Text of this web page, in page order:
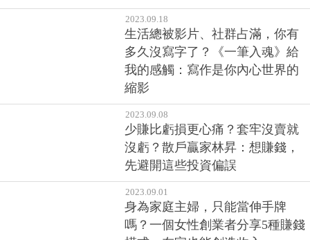
2023.09.18
生活總被影片、社群占滿，你有
多久沒寫字了？《一筆入魂》給
我的感觸：寫作是你內心世界的
縮影
2023.09.08
少賺比虧損更心痛？套牢沒賣就
沒虧？散戶贏家林昇：想賺錢，
先避開這些投資偏誤
2023.09.01
身為家庭主婦，只能當伸手牌
嗎？一個女性創業者分享5種賺錢